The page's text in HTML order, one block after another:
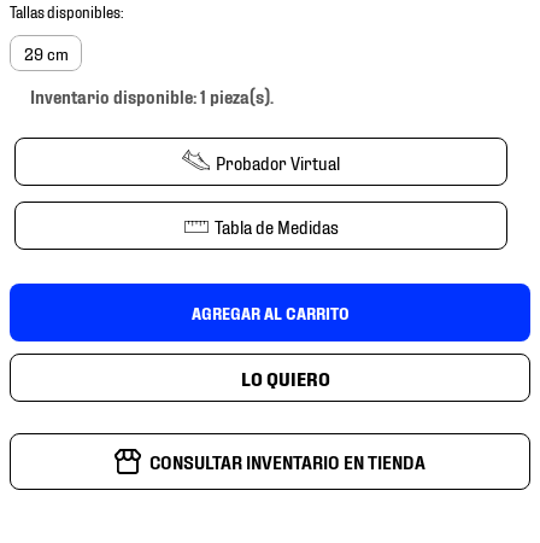
29 cm
Inventario disponible: 1 pieza(s).
Probador Virtual
Tabla de Medidas
AGREGAR AL CARRITO
CONSULTAR INVENTARIO EN TIENDA
4.
tenis futbol
5.
mochila
8.
chivas
10. tenis nike